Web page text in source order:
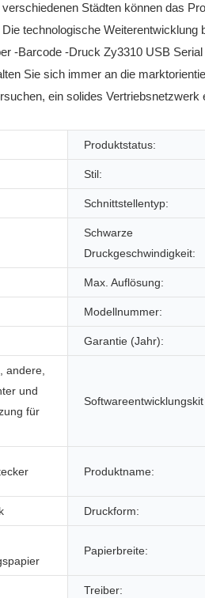
Städten können das
technologische
-Barcode -Druck Zy3310 USB
Sie sich immer an die
ein solides
Produktstatus:
Stil:
Schnittstellentyp:
Schwarze
Druckgeschwindigkeit:
Max. Auflösung:
Modellnummer:
Garantie (Jahr):
andere,
und
für
Produktname:
Druckform:
Papierbreite:
Treiber: